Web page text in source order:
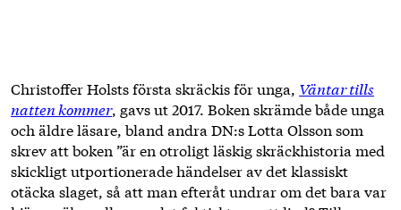
Christoffer Holsts första skräckis för unga, Väntar tills
natten kommer, gavs ut 2017. Boken skrämde både unga
och äldre läsare, bland andra DN:s Lotta Olsson som
skrev att boken ”är en otroligt läskig skräckhistoria med
skickligt utportionerade händelser av det klassiskt
otäcka slaget, så att man efteråt undrar om det bara var